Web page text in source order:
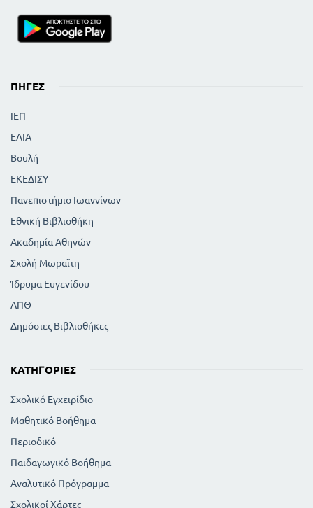
ΠΗΓΈΣ
ΙΕΠ
ΕΛΙΑ
Βουλή
ΕΚΕΔΙΣΥ
Πανεπιστήμιο Ιωαννίνων
Εθνική Βιβλιοθήκη
Ακαδημία Αθηνών
Σχολή Μωραϊτη
Ίδρυμα Ευγενίδου
ΑΠΘ
Δημόσιες Βιβλιοθήκες
ΚΑΤΗΓΟΡΊΕΣ
Σχολικό Εγχειρίδιο
Μαθητικό Βοήθημα
Περιοδικό
Παιδαγωγικό Βοήθημα
Αναλυτικό Πρόγραμμα
Σχολικοί Χάρτες